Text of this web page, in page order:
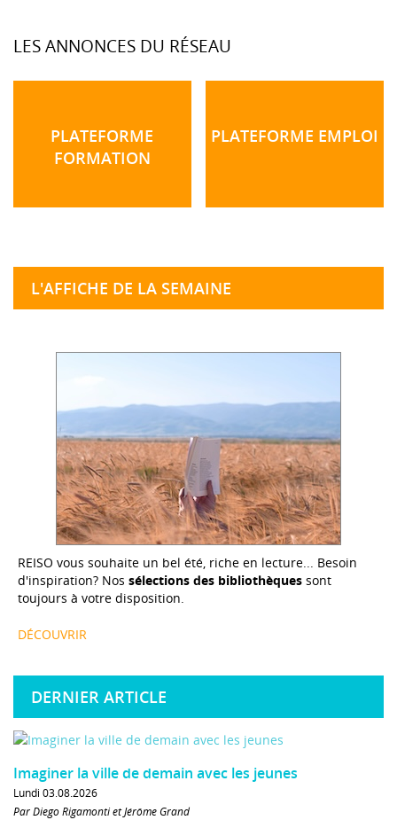
LES ANNONCES DU RÉSEAU
PLATEFORME
FORMATION
PLATEFORME EMPLOI
L'AFFICHE DE LA SEMAINE
REISO vous souhaite un bel été, riche en lecture... Besoin
d'inspiration? Nos sélections des bibliothèques sont
toujours à votre disposition.
DÉCOUVRIR
DERNIER ARTICLE
Imaginer la ville de demain avec les jeunes
Lundi 03.08.2026
Par Diego Rigamonti et Jérôme Grand